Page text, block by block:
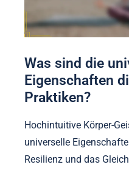
Was sind die
Eigenschaften
Praktiken?
Hochintuitive Körper-
universelle
Resilienz und das